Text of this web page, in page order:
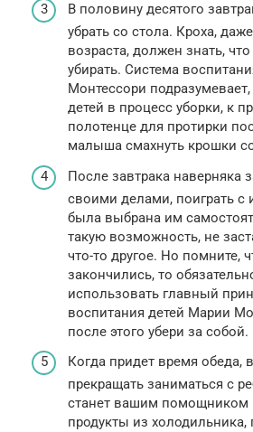
В половину десятого
убрать со стола. Кроха,
возраста, должен знать,
убирать. Система
Монтессори
детей в процесс уборки, к
полотенце для протирки
малыша смахнуть крошки
После завтрака наверняка
своими делами, поиграть с
была выбрана им
такую возможность, не
что-то другое. Но помните,
закончились, то
использовать главный
воспитания детей Марии
после этого убери за собой.
Когда придет время
прекращать заниматься с
станет вашим помощником
продукты из холодильника,